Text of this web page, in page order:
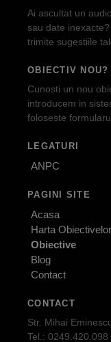
Ai ascultat un
sau date
trimite sugestiile
OBIECTIV NOU?
Cunosti un nou
introducem in
foloseste
LEGATURI
ANPC
PAGINI SITE
Acasa
Harta Obiectivelor
Obiective
Blog
Contact
CONTACT
Str. Mihai
Tel.: